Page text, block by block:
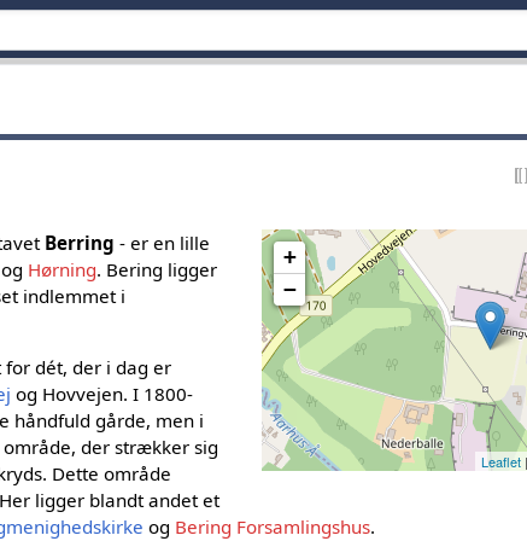
+
−
Leaflet
Berring - er en lille
og Hørning. Bering ligger
indlemmet i
dét, der i dag er
og Hovvejen. I 1800-
håndfuld gårde, men i
der strækker sig
Dette område
ligger blandt andet et
og Bering Forsamlingshus.